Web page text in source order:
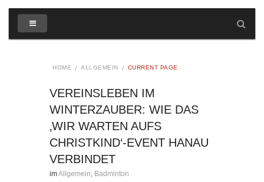
HOME ALLGEMEIN CURRENT PAGE
VEREINSLEBEN IM
WINTERZAUBER: WIE DAS
‚WIR WARTEN AUFS
CHRISTKIND‘-EVENT HANAU
VERBINDET
imAllgemein Badminton